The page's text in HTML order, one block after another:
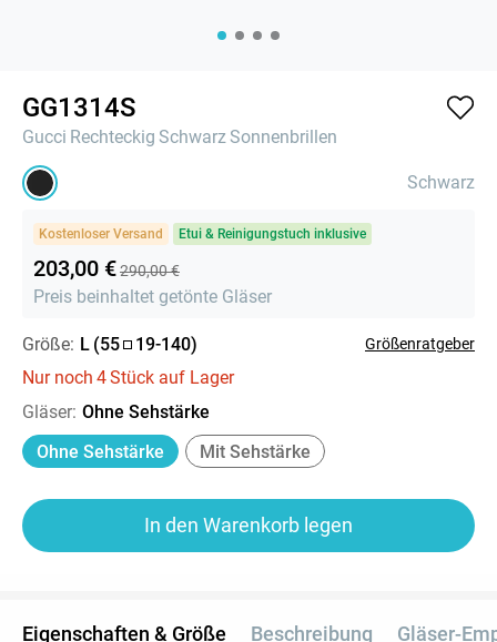
GG1314S
Gucci Rechteckig Schwarz Sonnenbrillen
Schwarz
Kostenloser Versand Etui & Reinigungstuch inklusive
203,00 €290,00 €
Preis beinhaltet getönte Gläser
Größe: L (55 19-140) Größenratgeber
Nur noch 4Stück auf Lager
Gläser: Ohne Sehstärke
Ohne Sehstärke
Mit Sehstärke
In den Warenkorb legen
Eigenschaften & Größe Beschreibung Gläser-